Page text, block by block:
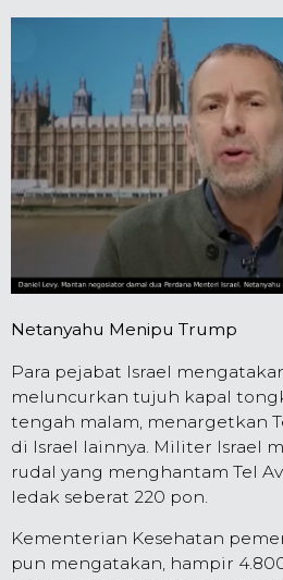
Netanyahu Menipu Trump
Para pejabat Israel
meluncurkan tujuh kapal
tengah malam, menargetkan
di Israel lainnya. Militer Israel
rudal yang menghantam Tel
ledak seberat 220 pon.
Kementerian Kesehatan
pun mengatakan, hampir